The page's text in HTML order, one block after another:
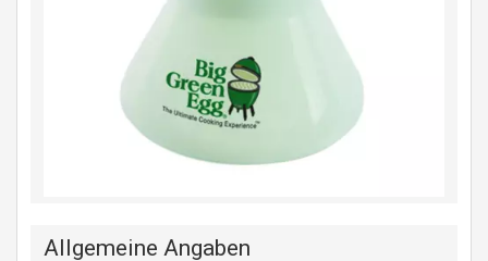
Allgemeine Angaben